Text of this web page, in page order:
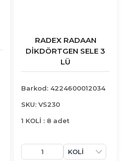
RADEX RADAAN
DİKDÖRTGEN SELE 3
LÜ
Barkod: 4224600012034
SKU: VS230
1 KOLİ : 8 adet